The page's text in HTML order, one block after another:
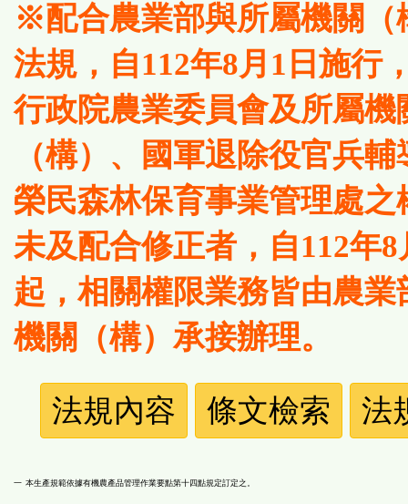
※配合農業部與所屬機關（
法規，自112年8月1日施行
行政院農業委員會及所屬機
（構）、國軍退除役官兵
榮民森林保育事業管理處之
未及配合修正者，自112年8
起，相關權限業務皆由農業
機關（構）承接辦理。
規
功
法規內容 條文檢索 法
一 本生產規範依據有機農產品管理作業要點第十四點規定訂定之。